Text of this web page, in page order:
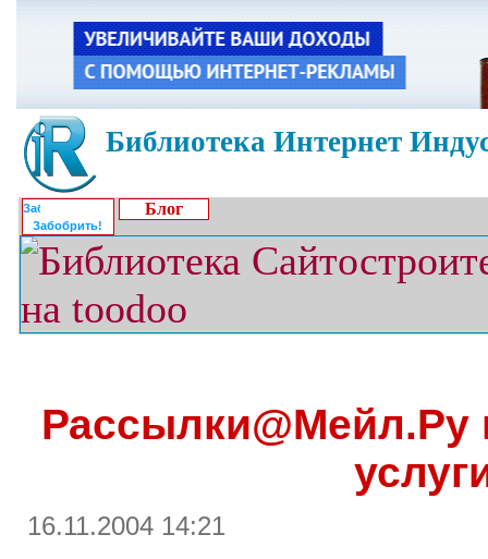
Библиотека Интернет
Забобрить!
Блог
16.11.2004 14:21